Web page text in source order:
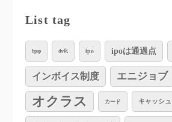
List tag
bpsp dx化 ipo ipoは通過点
インボイス制度 エニジョブ
オクラス カード キャッシ